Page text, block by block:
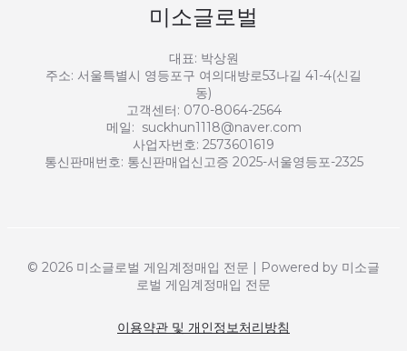
미소글로벌
대표: 박상원
주소: 서울특별시 영등포구 여의대방로53나길 41-4(신길
동)
고객센터: 070-8064-2564
메일: suckhun1118@naver.com
사업자번호: 2573601619
통신판매번호: 통신판매업신고증 2025-서울영등포-2325
© 2026 미소글로벌 게임계정매입 전문 | Powered by 미소글
로벌 게임계정매입 전문
이용약관 및 개인정보처리방침